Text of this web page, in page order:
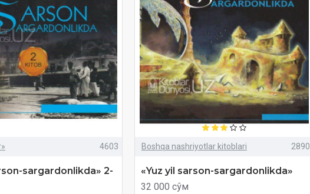
4603
sargardonlikda» 2-
Boshqa nashriyotlar kitoblari 2890
«Yuz yil sarson-sargardonlikda»
32 000 сўм